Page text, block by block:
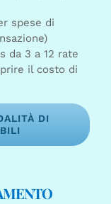
spese di
da 3 a 12 rate
il costo di
DI